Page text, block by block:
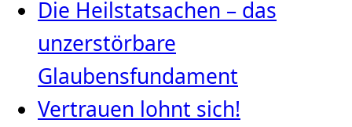
Die Heilstatsachen – das
unzerstörbare
Glaubensfundament
Vertrauen lohnt sich!